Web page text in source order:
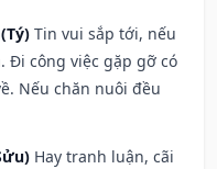
Tin vui sắp tới, nếu
Đi công việc gặp gỡ có
Nếu chăn nuôi đều
Hay tranh luận, cãi